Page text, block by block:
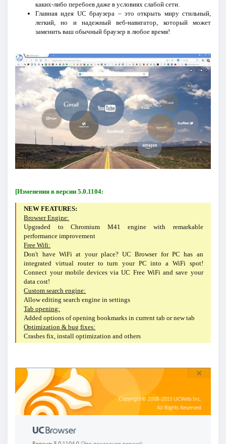
каких-либо перебоев даже в условиях слабой сети.
Главная идея UC браузера – это открыть миру стильный,
легкий, но и надежный веб-навигатор, который может
заменить ваш обычный браузер в любое время!
[Изменения в версии 5.0.1104:
NEW FEATURES:
Browser Engine:
Upgraded to Chromium M41 engine with remarkable
performance improvement
Free Wifi:
Don't have WiFi at your place? UC Browser for PC has an
integrated virtual router to turn your PC into a WiFi spot!
Connect your mobile devices via UC Free WiFi and save your
data cost!
Custom search engine:
Allow editing search engine in settings
Tab opening:
Added options of opening bookmarks in current tab or new tab
Optimization & bug fixes:
Crashes fix, install optimization and others